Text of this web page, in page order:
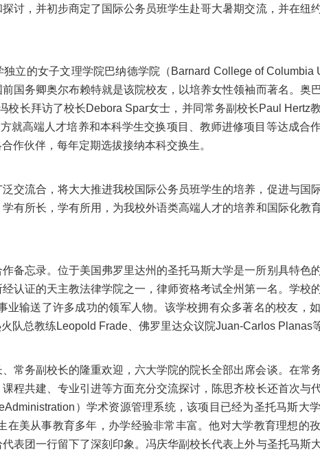
讨，并初步商定了国际公务员班学生赴哥大暑期交流，并在纽
立的女子文理学院巴纳德学院（ Barnard College of Columbia
国务卿奥尔布赖特就是该院校友，以培养女性领袖而著名。奥
校长拜访了校长Debora Spar女士，并同常务副校长Paul Hertz
就高端人才培养和本科学生交换项目、教师进修项目等达成合
作伙伴，每年定期选拔接纳本科交换生。
交流合，将大大推进我校国际公务员班学生的培养，促进与国
有所长，学有所用，为我校外语类高端人才的培养和国际化教
备忘录。位于美国弗罗里达州的圣托马斯大学是一所别具特色
认证的天主教法律学院之一，律师资格考试全州第一名。学校
业输送了许多成功的领军人物。该学校拥有众多著名的校友，
队总教练 Leopold Frade、佛罗里达众议院Juan-Carlos Planas等
、常务副校长的隆重欢迎，六大学院的院长全部出席会谈。在常
程共建、专业引进等方面充分交流探讨，陈思齐校长还首次与
）学术资源管理系统，该项目已经为圣托马斯大
在美从事教育多年，办学经验非常丰富。他对大学教育理想的
表团一行留下了深刻印象。冯庆华副校长代表上外与圣托马斯